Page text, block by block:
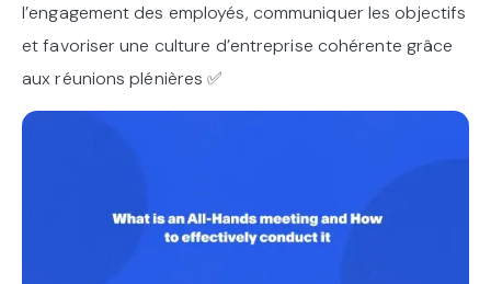
l’engagement des employés, communiquer les objectifs
et favoriser une culture d’entreprise cohérente grâce
aux réunions plénières ✅